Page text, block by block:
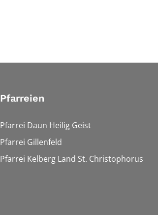
Pfarreien
Pfarrei Daun Heilig Geist
Pfarrei Gillenfeld
Pfarrei Kelberg Land St. Christophorus